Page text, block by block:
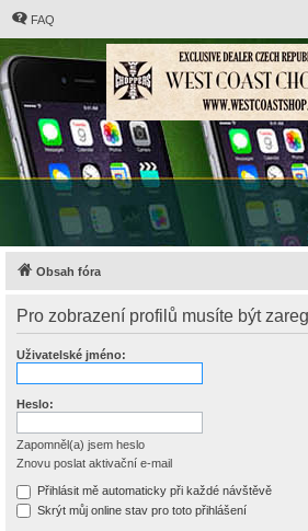
FAQ
Obsah fóra
Pro zobrazení profilů musíte být
Uživatelské jméno:
Heslo:
Zapomněl(a) jsem heslo
Znovu poslat aktivační e-mail
Přihlásit mě automaticky při každé návštěvě
Skrýt můj online stav pro toto přihlášení